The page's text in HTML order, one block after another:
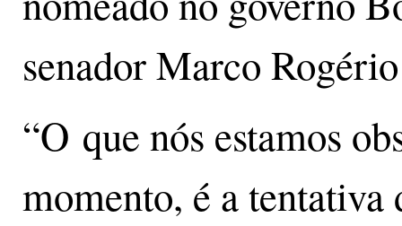
senador Marco
“O que nós estamos
momento, é a tentativa